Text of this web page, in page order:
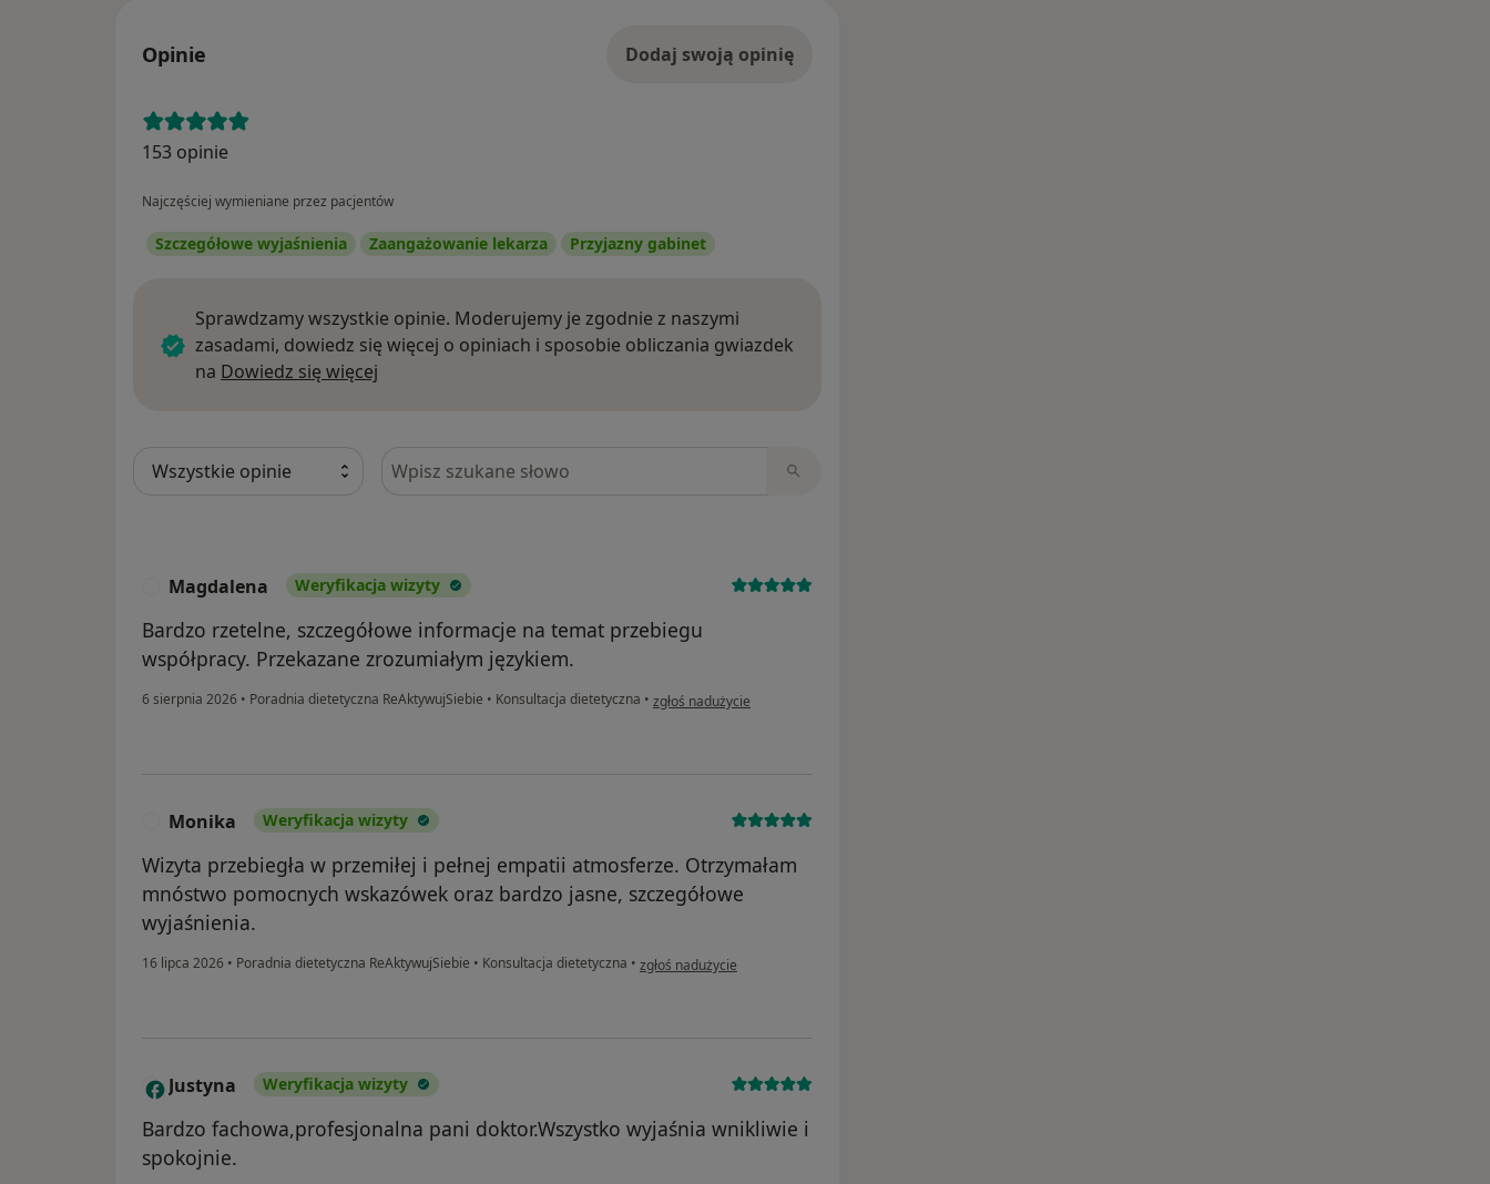
Opinie Dodaj swoją opinię
153 opinie
Najczęściej wymieniane przez pacjentów
Szczegółowe wyjaśnienia Zaangażowanie lekarza Przyjazny gabinet
Sprawdzamy wszystkie opinie. Moderujemy je zgodnie z naszymi
zasadami, dowiedz się więcej o opiniach i sposobie obliczania gwiazdek
na Dowiedz się więcej
Szukaj w opiniach
Magdalena Weryfikacja wizyty
Bardzo rzetelne, szczegółowe informacje na temat przebiegu
współpracy. Przekazane zrozumiałym językiem.
6 sierpnia 2026 • Poradnia dietetyczna ReAktywujSiebie • Konsultacja dietetyczna • w opinii użytkownika Magdalena
zgłoś nadużycie
Monika Weryfikacja wizyty
Wizyta przebiegła w przemiłej i pełnej empatii atmosferze. Otrzymałam
mnóstwo pomocnych wskazówek oraz bardzo jasne, szczegółowe
wyjaśnienia.
16 lipca 2026 • Poradnia dietetyczna ReAktywujSiebie • Konsultacja dietetyczna • w opinii użytkownika Monika
zgłoś nadużycie
J Justyna Weryfikacja wizyty
Bardzo fachowa,profesjonalna pani doktor.Wszystko wyjaśnia wnikliwie i
spokojnie.